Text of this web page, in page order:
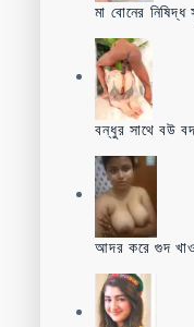
মা বোনের নিষিদ্ধ
বন্ধুর সাথে বউ
আদর করে গুদ